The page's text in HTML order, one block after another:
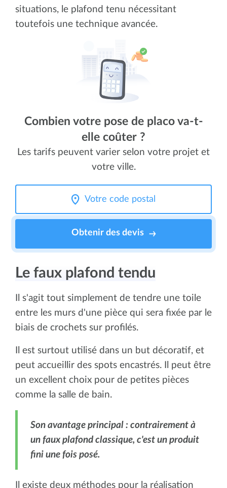
situations, le plafond tenu nécessitant
toutefois une technique avancée.
Combien votre pose de placo va-t-
elle coûter ?
Les tarifs peuvent varier selon votre projet et
votre ville.
Obtenir des devis
Le faux plafond tendu
Il s'agit tout simplement de tendre une toile
entre les murs d'une pièce qui sera fixée par le
biais de crochets sur profilés.
Il est surtout utilisé dans un but décoratif, et
peut accueillir des spots encastrés. Il peut être
un excellent choix pour de petites pièces
comme la salle de bain.
Son avantage principal : contrairement à
un faux plafond classique, c'est un produit
fini une fois posé.
Il existe deux méthodes pour la réalisation